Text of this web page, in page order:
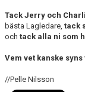
Tack Jerry och
bästa Lagledare, tack
och tack alla ni som
Vem vet kanske syns
//Pelle Nilsson